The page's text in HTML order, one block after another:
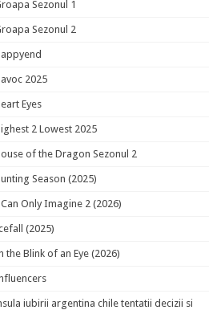
Sezonul 1
Sezonul 2
2025
Eyes
2 Lowest 2025
of the Dragon Sezonul 2
Season (2025)
Only Imagine 2 (2026)
(2025)
the Blink of an Eye (2026)
iubirii argentina chile tentatii decizii si